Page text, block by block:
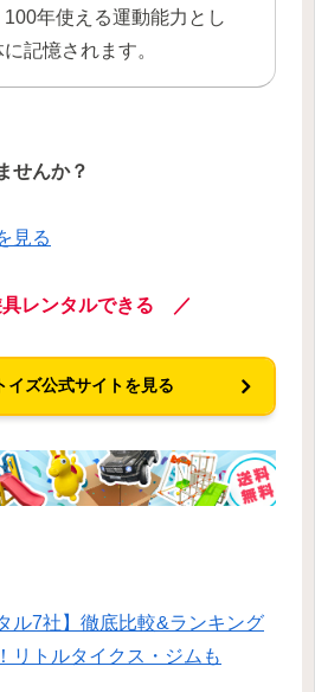
年使える運動能力とし
記憶されます。
せんか？
見る
レンタルできる ／
イズ公式サイトを見る
ル7社】徹底比較&ランキング
リトルタイクス・ジムも